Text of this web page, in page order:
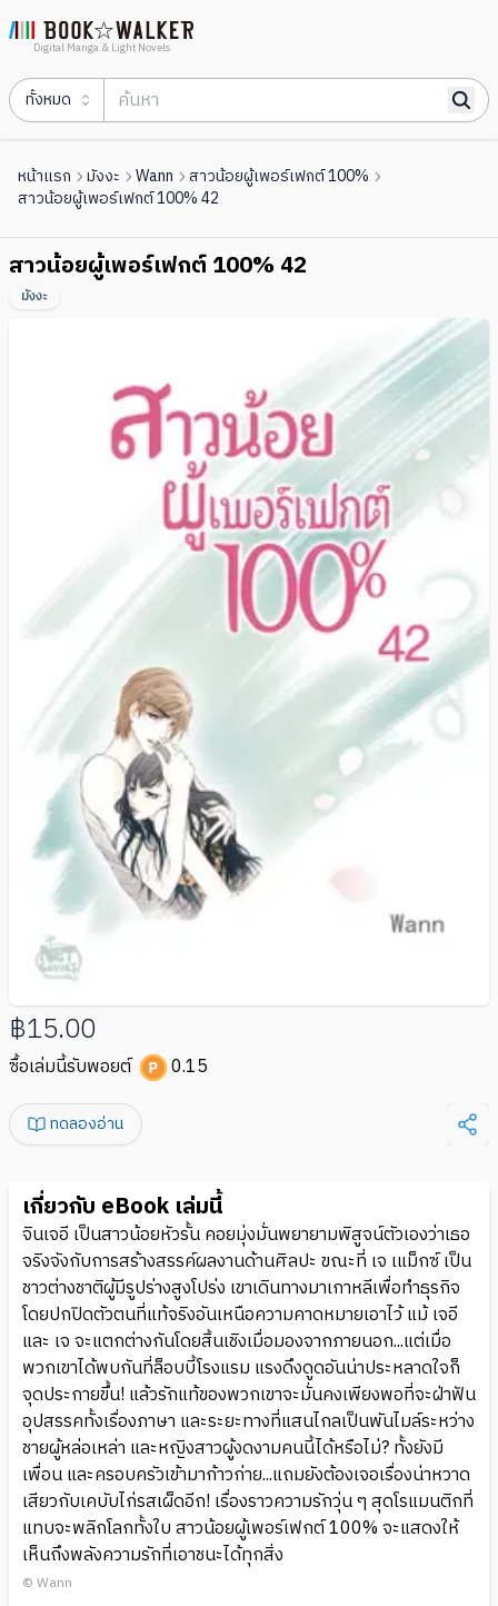
Digital Manga & Light Novels
ทั้งหมด
หน้าแรก มังงะ Wann
สาวน้อยผู้เพอร์เฟกต์ 100%
สาวน้อยผู้เพอร์เฟกต์ 100% 42
สาวน้อยผู้เพอร์เฟกต์ 100% 42
มังงะ
฿15.00
ซื้อเล่มนี้รับพอยต์ 0.15
ทดลองอ่าน
เกี่ยวกับ eBook เล่มนี้
จินเจอี เป็นสาวน้อยหัวรั้น คอยมุ่งมั่นพยายามพิสูจน์ตัวเองว่าเธอ
จริงจังกับการสร้างสรรค์ผลงานด้านศิลปะ ขณะที่ เจ เแม็กซ์ เป็น
ชาวต่างชาติผู้มีรูปร่างสูงโปร่ง เขาเดินทางมาเกาหลีเพื่อทำธุรกิจ
โดยปกปิดตัวตนที่แท้จริงอันเหนือความคาดหมายเอาไว้ แม้ เจอี
และ เจ จะแตกต่างกันโดยสิ้นเชิงเมื่อมองจากภายนอก...แต่เมื่อ
พวกเขาได้พบกันที่ล็อบบี้โรงแรม แรงดึงดูดอันน่าประหลาดใจก็
จุดประกายขึ้น! แล้วรักแท้ของพวกเขาจะมั่นคงเพียงพอที่จะฝ่าฟัน
อุปสรรคทั้งเรื่องภาษา และระยะทางที่แสนไกลเป็นพันไมล์ระหว่าง
ชายผู้หล่อเหล่า และหญิงสาวผู้งดงามคนนี้ได้หรือไม่? ทั้งยังมี
เพื่อน และครอบครัวเข้ามาก้าวก่าย...แถมยังต้องเจอเรื่องน่าหวาด
เสียวกับเคบับไก่รสเผ็ดอีก! เรื่องราวความรักวุ่น ๆ สุดโรแมนติกที่
แทบจะพลิกโลกทั้งใบ สาวน้อยผู้เพอร์เฟกต์ 100% จะแสดงให้
เห็นถึงพลังความรักที่เอาชนะได้ทุกสิ่ง
© Wann